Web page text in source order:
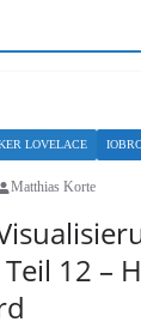
LOVELACE
Matthias Korte
12 –